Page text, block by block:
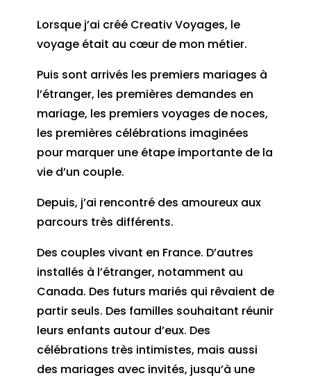
Lorsque j’ai créé Creativ Voyages, le
voyage était au cœur de mon métier.
Puis sont arrivés les premiers mariages à
l’étranger, les premières demandes en
mariage, les premiers voyages de noces,
les premières célébrations imaginées
pour marquer une étape importante de la
vie d’un couple.
Depuis, j’ai rencontré des amoureux aux
parcours très différents.
Des couples vivant en France. D’autres
installés à l’étranger, notamment au
Canada. Des futurs mariés qui rêvaient de
partir seuls. Des familles souhaitant réunir
leurs enfants autour d’eux. Des
célébrations très intimistes, mais aussi
des mariages avec invités, jusqu’à une